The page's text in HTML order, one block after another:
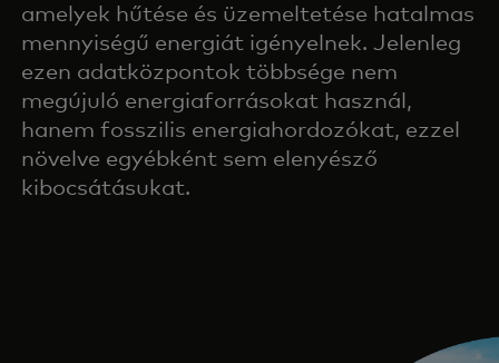
amelyek hűtése és üzemeltetése hatalmas
mennyiségű energiát igényelnek. Jelenleg
ezen adatközpontok többsége nem
megújuló energiaforrásokat használ,
hanem fosszilis energiahordozókat, ezzel
növelve egyébként sem elenyésző
kibocsátásukat.